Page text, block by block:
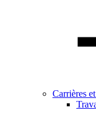
Carrières